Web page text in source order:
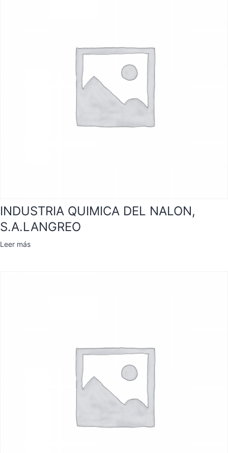
INDUSTRIA QUIMICA DEL NALON,
S.A.LANGREO
Leer más